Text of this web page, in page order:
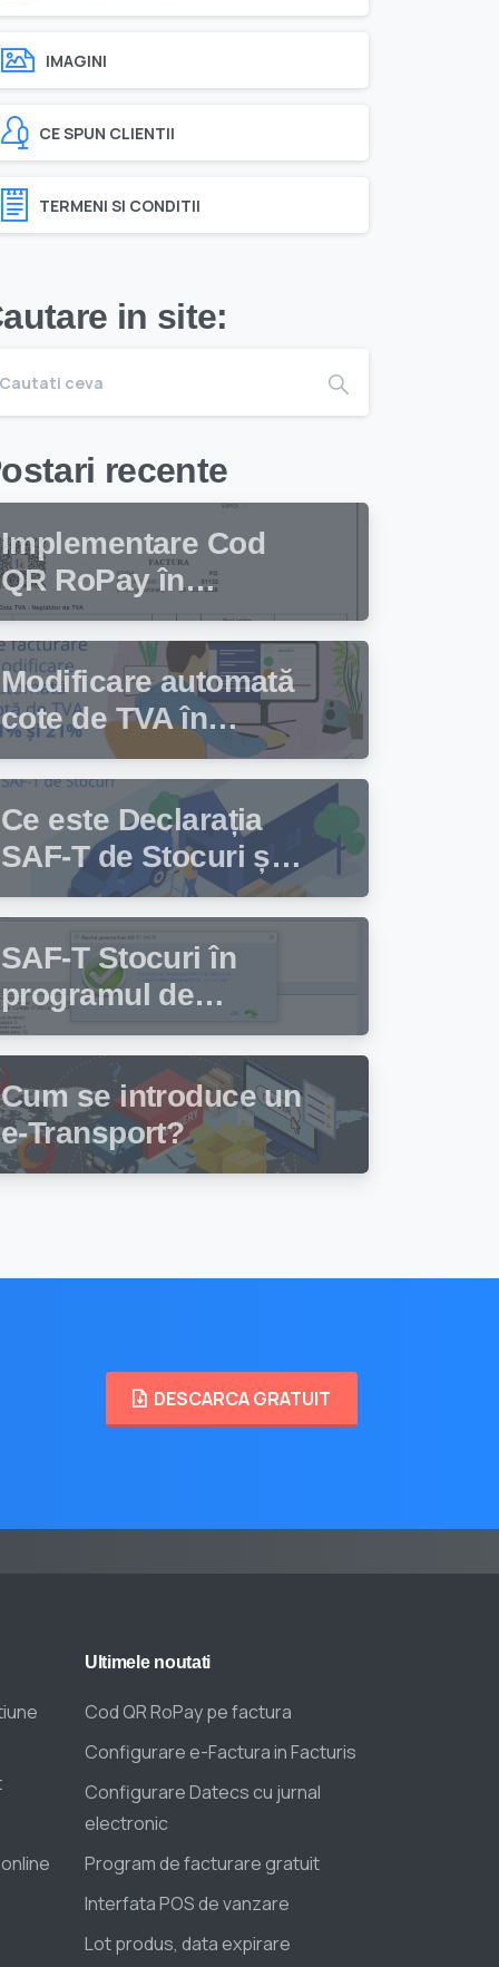
IMAGINI
CE SPUN CLIENTII
TERMENI SI CONDITII
in site:
recente
Implementare Cod
QR RoPay în
programul de
facturare Facturis
Modificare automată
cote de TVA în
programul de
facturare Facturis
Ce este Declarația
SAF-T de Stocuri și
cine trebuie să
depună această
declarație?
SAF-T Stocuri în
programul de
facturare și gestiune
stocuri Facturis
Cum se introduce un
e-Transport?
DESCARCA GRATUIT
Ultimele noutati
Cod QR RoPay pe factura
Configurare e-Factura in Facturis
Configurare Datecs cu jurnal
electronic
Program de facturare gratuit
Interfata POS de vanzare
Lot produs, data expirare